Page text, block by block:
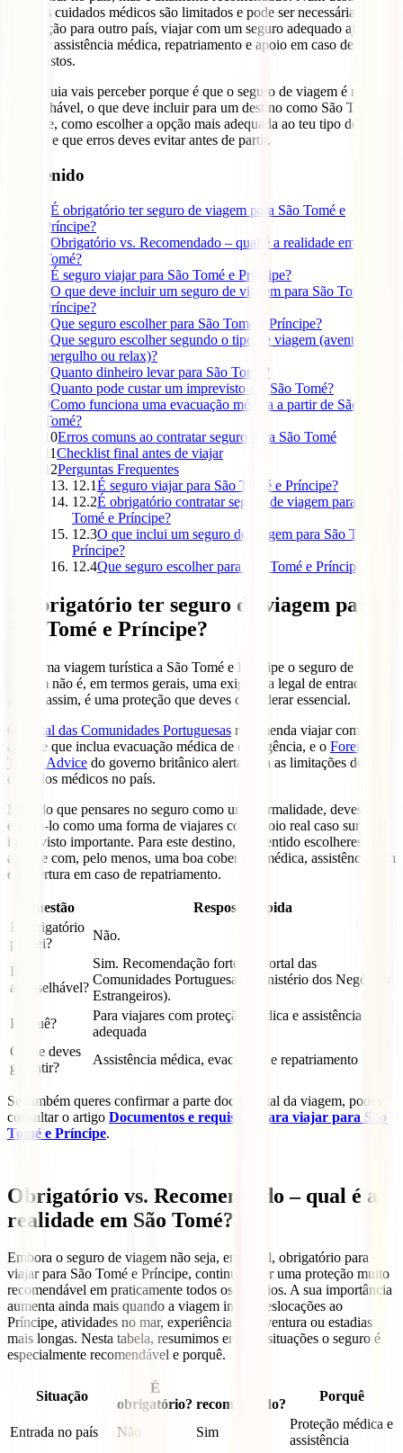
onde os cuidados médicos são limitados e pode ser necessária
evacuação para outro país, viajar com um seguro adequado ajuda a
garantir assistência médica, repatriamento e apoio em caso de
imprevistos.
Neste guia vais perceber porque é que o seguro de viagem é muito
aconselhável, o que deve incluir para um destino como São Tomé e
Príncipe, como escolher a opção mais adequada ao teu tipo de
viagem e que erros deves evitar antes de partir.
Contenido
É obrigatório ter seguro de viagem para São Tomé e
Príncipe?
Obrigatório vs. Recomendado – qual é a realidade em São
Tomé?
É seguro viajar para São Tomé e Príncipe?
4O que deve incluir um seguro de viagem para São Tomé e
Príncipe?
5Que seguro escolher para São Tomé e Príncipe?
6Que seguro escolher segundo o tipo de viagem (aventura,
mergulho ou relax)?
7Quanto dinheiro levar para São Tomé?
8Quanto pode custar um imprevisto em São Tomé?
9Como funciona uma evacuação médica a partir de São
Tomé?
10Erros comuns ao contratar seguro para São Tomé
11Checklist final antes de viajar
12Perguntas Frequentes
12.1É seguro viajar para São Tomé e Príncipe?
12.2É obrigatório contratar seguro de viagem para São
Tomé e Príncipe?
12.3O que inclui um seguro de viagem para São Tomé e
Príncipe?
12.4Que seguro escolher para São Tomé e Príncipe?
É obrigatório ter seguro de viagem para
São Tomé e Príncipe?
Para uma viagem turística a São Tomé e Príncipe o seguro de
viagem não é, em termos gerais, uma exigência legal de entrada.
Ainda assim, é uma proteção que deves considerar essencial.
Portal das Comunidades Portuguesas recomenda viajar com uma
apólice que inclua evacuação médica de emergência, e o Foreign
Travel Advice do governo britânico alerta para as limitações dos
cuidados médicos no país.
Mais do que pensares no seguro como uma formalidade, deves
encará-lo como uma forma de viajares com apoio real caso surja um
imprevisto importante. Para este destino, faz sentido escolheres uma
apólice com, pelo menos, uma boa cobertura médica, assistência 24h
e cobertura em caso de repatriamento.
Questão
Resposta rápida
É obrigatório
por lei?
Não.
É
aconselhável?
Sim. Recomendação forte do Portal das
Comunidades Portuguesas (Ministério dos Negócios
Estrangeiros).
Porquê?
Para viajares com proteção médica e assistência
adequada
O que deves
garantir?
Assistência médica, evacuação e repatriamento
Se também queres confirmar a parte documental da viagem, podes
consultar o artigo Documentos e requisitos para viajar para São
Tomé e Príncipe.
Obrigatório vs. Recomendado – qual é a
realidade em São Tomé?
Embora o seguro de viagem não seja, em geral, obrigatório para
viajar para São Tomé e Príncipe, continua a ser uma proteção muito
recomendável em praticamente todos os cenários. A sua importância
aumenta ainda mais quando a viagem inclui deslocações ao
Príncipe, atividades no mar, experiências de aventura ou estadias
mais longas. Nesta tabela, resumimos em que situações o seguro é
especialmente recomendável e porquê.
Situação
É
obrigatório? recomendado?
Porquê
Entrada no país Não Sim
Proteção médica e
assistência